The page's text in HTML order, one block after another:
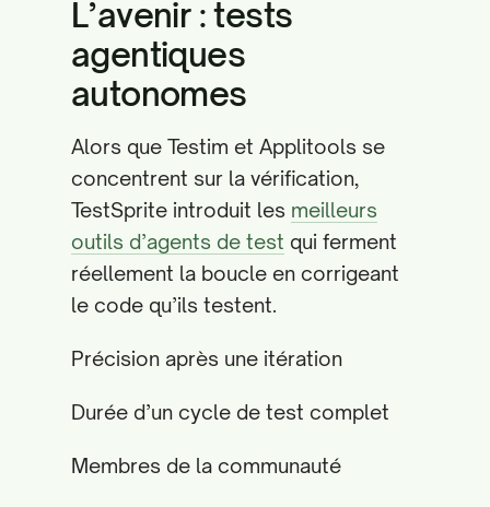
L’avenir : tests
agentiques
autonomes
Alors que Testim et Applitools se
concentrent sur la vérification,
TestSprite introduit les meilleurs
outils d’agents de test qui ferment
réellement la boucle en corrigeant
le code qu’ils testent.
Précision après une itération
Durée d’un cycle de test complet
Membres de la communauté